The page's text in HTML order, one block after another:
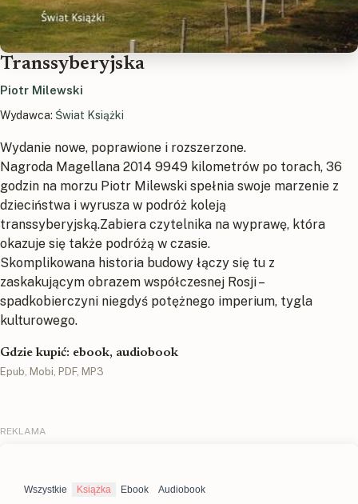
Transsyberyjska
Piotr Milewski
Wydawca: Świat Książki
Wydanie nowe, poprawione i rozszerzone.
Nagroda Magellana 2014 9949 kilometrów po torach, 36
godzin na morzu Piotr Milewski spełnia swoje marzenie z
dzieciństwa i wyrusza w podróż koleją
transsyberyjską.Zabiera czytelnika na wyprawę, która
okazuje się także podróżą w czasie.
Skomplikowana historia budowy łączy się tu z
zaskakującym obrazem współczesnej Rosji –
spadkobierczyni niegdyś potężnego imperium, tygla
kulturowego.
Gdzie kupić: ebook, audiobook
Epub, Mobi, PDF, MP3